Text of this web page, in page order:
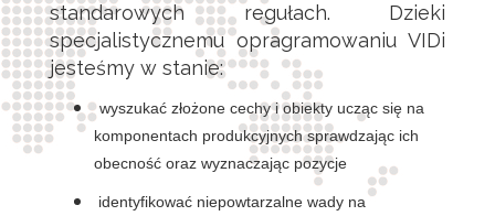
standarowych regułach. Dzieki
specjalistycznemu opragramowaniu VIDi
jesteśmy w stanie:
wyszukać złożone cechy i obiekty ucząc się na
komponentach produkcyjnych sprawdzając ich
obecność oraz wyznaczając pozycje
identyfikować niepowtarzalne wady na